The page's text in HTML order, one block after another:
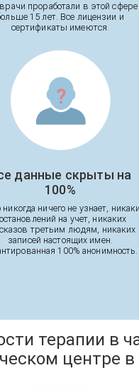
проработали в этой сфере
15 лет. Все лицензии и
сертификаты имеются.
данные скрыты на
100%
никогда ничего не узнает,
на учет, никаких
третьим людям, никаких
записей настоящих имен.
100% анонимность.
терапии в
центре